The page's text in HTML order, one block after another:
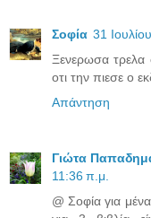
Σοφία 31
Ξενερωσα τρελα
οτι την πιεσε ο
Απάντηση
Γιώτα
11:36 π.μ.
@ Σοφία για